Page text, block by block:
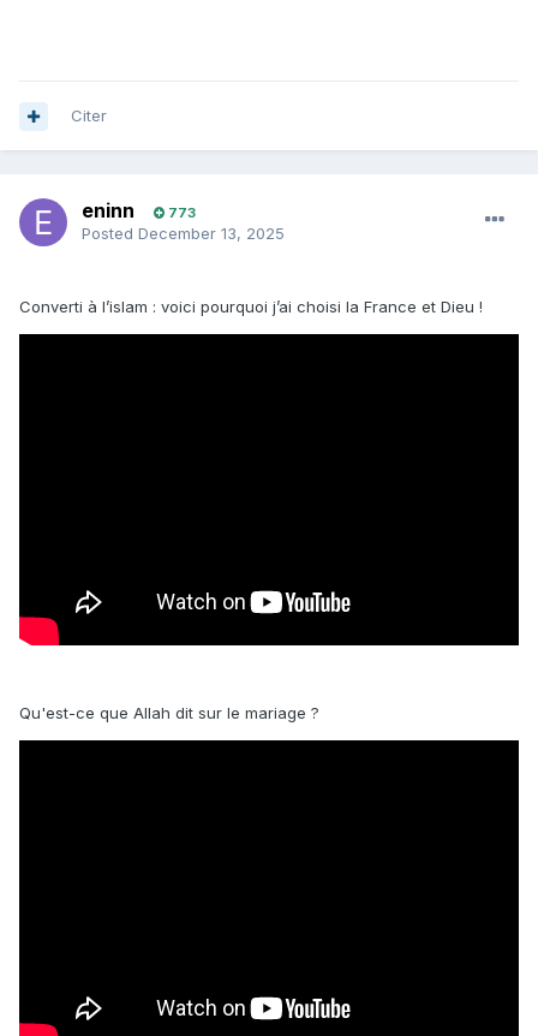
Citer
eninn 773
Posted December 13, 2025
Converti à l’islam : voici pourquoi j’ai choisi la France et Dieu !
Qu'est-ce que Allah dit sur le mariage ?